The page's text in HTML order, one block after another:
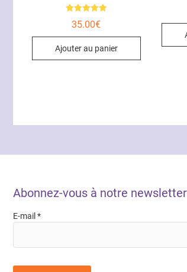
5.00
35.00€
Ajouter au panier
Abonnez-vous à notre newsletter
E-mail *